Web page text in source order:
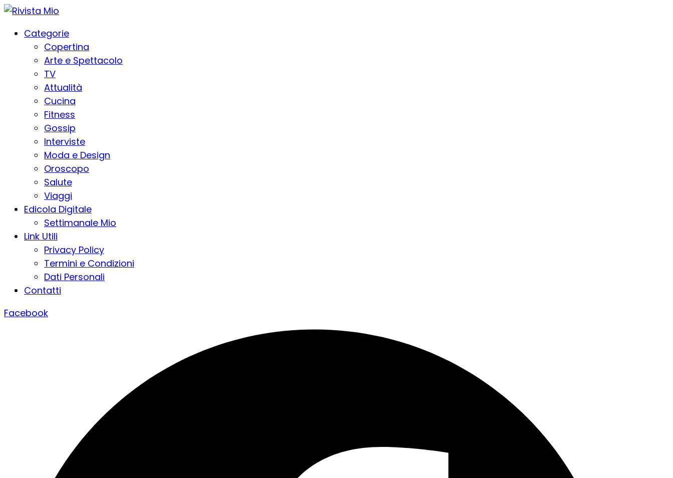
Categorie
Copertina
Arte e Spettacolo
TV
Attualità
Cucina
Fitness
Gossip
Interviste
Moda e Design
Oroscopo
Salute
Viaggi
Edicola Digitale
Settimanale Mio
Link Utili
Privacy Policy
Termini e Condizioni
Dati Personali
Contatti
Facebook